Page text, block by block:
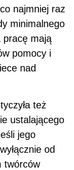
najmniej raz
minimalnego
pracę mają
pomocy i
nad
też
ustalającego
jego
od
twórców